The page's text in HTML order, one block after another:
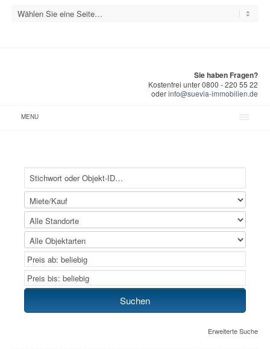
Sie haben Fragen?
Kostenfrei unter 0800 - 220 55 22
oderinfo@suevia-immobilien.de
MENU
Erweiterte Suche